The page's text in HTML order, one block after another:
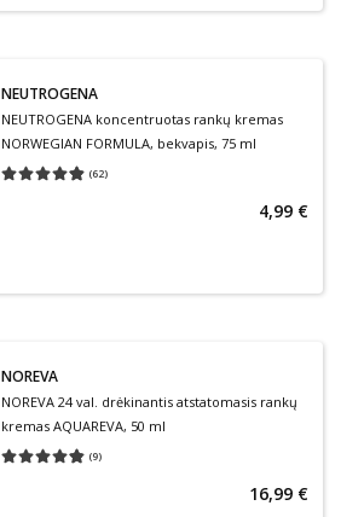
NEUTROGENA
NEUTROGENA koncentruotas rankų kremas
NORWEGIAN FORMULA, bekvapis, 75 ml
(62)
Vidutinis įvertinimas 4.82
4,99 €
NOREVA
NOREVA 24 val. drėkinantis atstatomasis rankų
kremas AQUAREVA, 50 ml
(9)
Vidutinis įvertinimas 4.78
16,99 €